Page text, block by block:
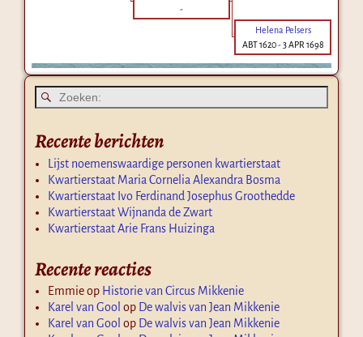
-
Helena Pelsers
ABT 1620-3 APR 1698
Recente berichten
Lijst noemenswaardige personen kwartierstaat
Kwartierstaat Maria Cornelia Alexandra Bosma
Kwartierstaat Ivo Ferdinand Josephus Groothedde
Kwartierstaat Wijnanda de Zwart
Kwartierstaat Arie Frans Huizinga
Recente reacties
Emmieop Historie van Circus Mikkenie
Karel van Gool op De walvis van Jean Mikkenie
Karel van Gool op De walvis van Jean Mikkenie